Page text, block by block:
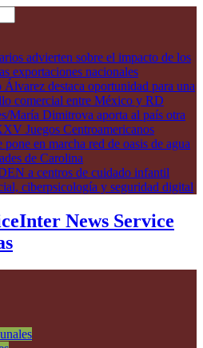
advierten sobre el impacto de los
exportaciones nacionales
destaca oportunidad para una
comercial entre México y RD
María Dimitrova aporta al país otra
Juegos Centroamericanos
en marcha red de oasis de agua
de Carolina
a centros de cuidado infantil
ciberpsicología y seguridad digital
Inter News Service